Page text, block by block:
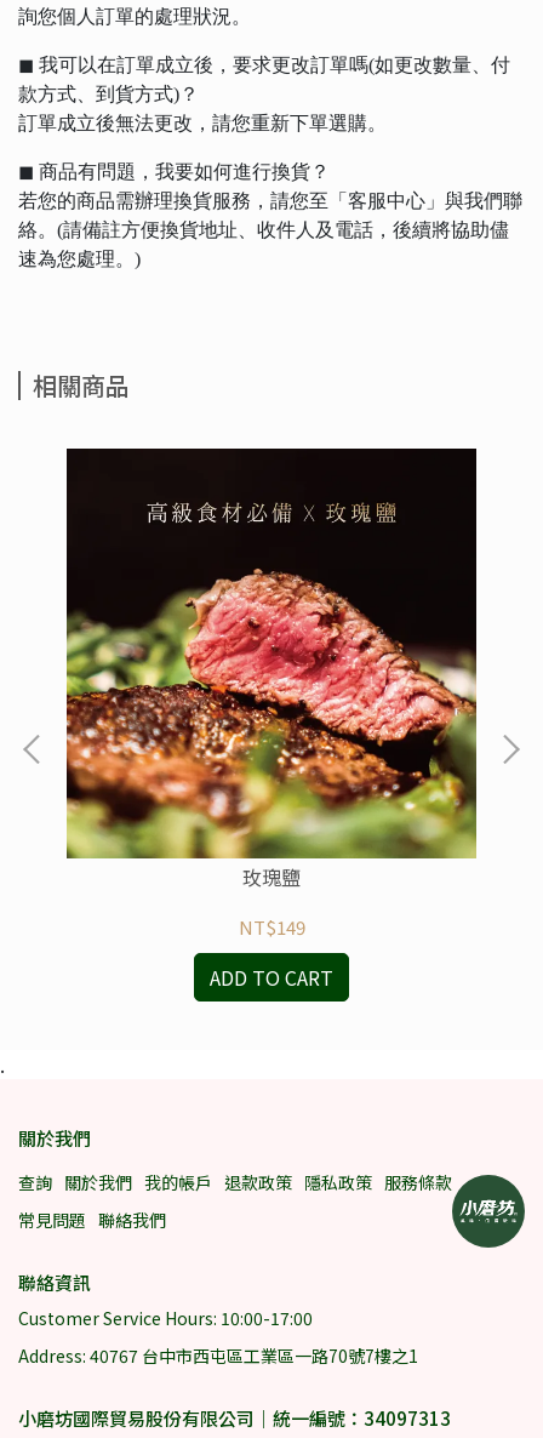
詢您個人訂單的處理狀況。
◼︎ 我可以在訂單成立後，要求更改訂單嗎(如更改數量、付
款方式、到貨方式)？
訂單成立後無法更改，請您重新下單選購。
◼︎ 商品有問題，我要如何進行換貨？
若您的商品需辦理換貨服務，請您至「客服中心」與我們聯
絡。(請備註方便換貨地址、收件人及電話，後續將協助儘
速為您處理。)
相關商品
玫瑰鹽
NT$149
ADD TO CART
.
關於我們
查詢 關於我們 我的帳戶 退款政策 隱私政策 服務條款
常見問題 聯絡我們
聯絡資訊
Customer Service Hours: 10:00-17:00
Address: 40767 台中市西屯區工業區一路70號7樓之1
小磨坊國際貿易股份有限公司｜統一編號：34097313